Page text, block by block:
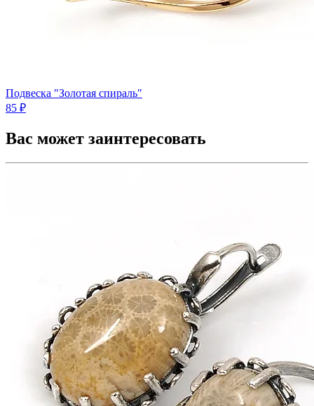
Подвеска "Золотая спираль"
85 ₽
Вас может заинтересовать